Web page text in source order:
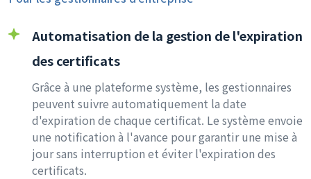
Automatisation de la gestion de l'expiration
des certificats
Grâce à une plateforme système, les gestionnaires
peuvent suivre automatiquement la date
d'expiration de chaque certificat. Le système envoie
une notification à l'avance pour garantir une mise à
jour sans interruption et éviter l'expiration des
certificats.